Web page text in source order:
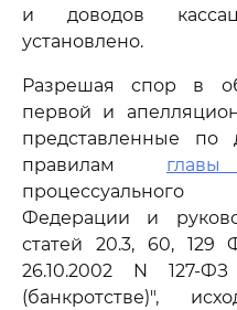
и доводов
установлено.
Разрешая спор в
первой и
представленные по
правилам
процессуального
Федерации и
статей 20.3, 60, 129
26.10.2002 N 127-
(банкротстве)",